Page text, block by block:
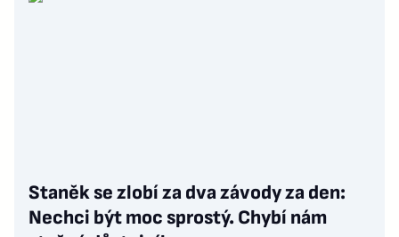
Staněk se zlobí za dva závody za den:
Nechci být moc sprostý. Chybí nám